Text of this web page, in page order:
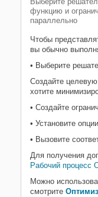
Toolbox
Установка оптимизации,
на проблеме
Настройка Задачи
Задайте целевую
Параллельные
Глобальная переменная
множественный поиск
Прямой поиск
Генетический алгоритм
функцию и
параллельно
Чтобы
вы обычно
• Выберите
Создайте
хотите
• Создайте
• Установите
• Вызовите
Для получения
Рабочий процесс
Можно
смотрите